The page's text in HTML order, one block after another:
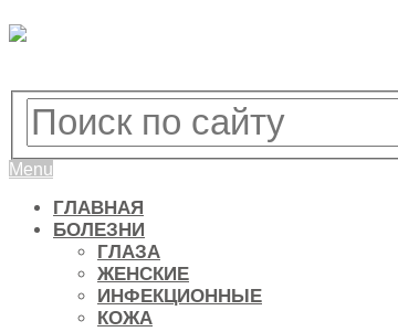
Menu
ГЛАВНАЯ
БОЛЕЗНИ
ГЛАЗА
ЖЕНСКИЕ
ИНФЕКЦИОННЫЕ
КОЖА